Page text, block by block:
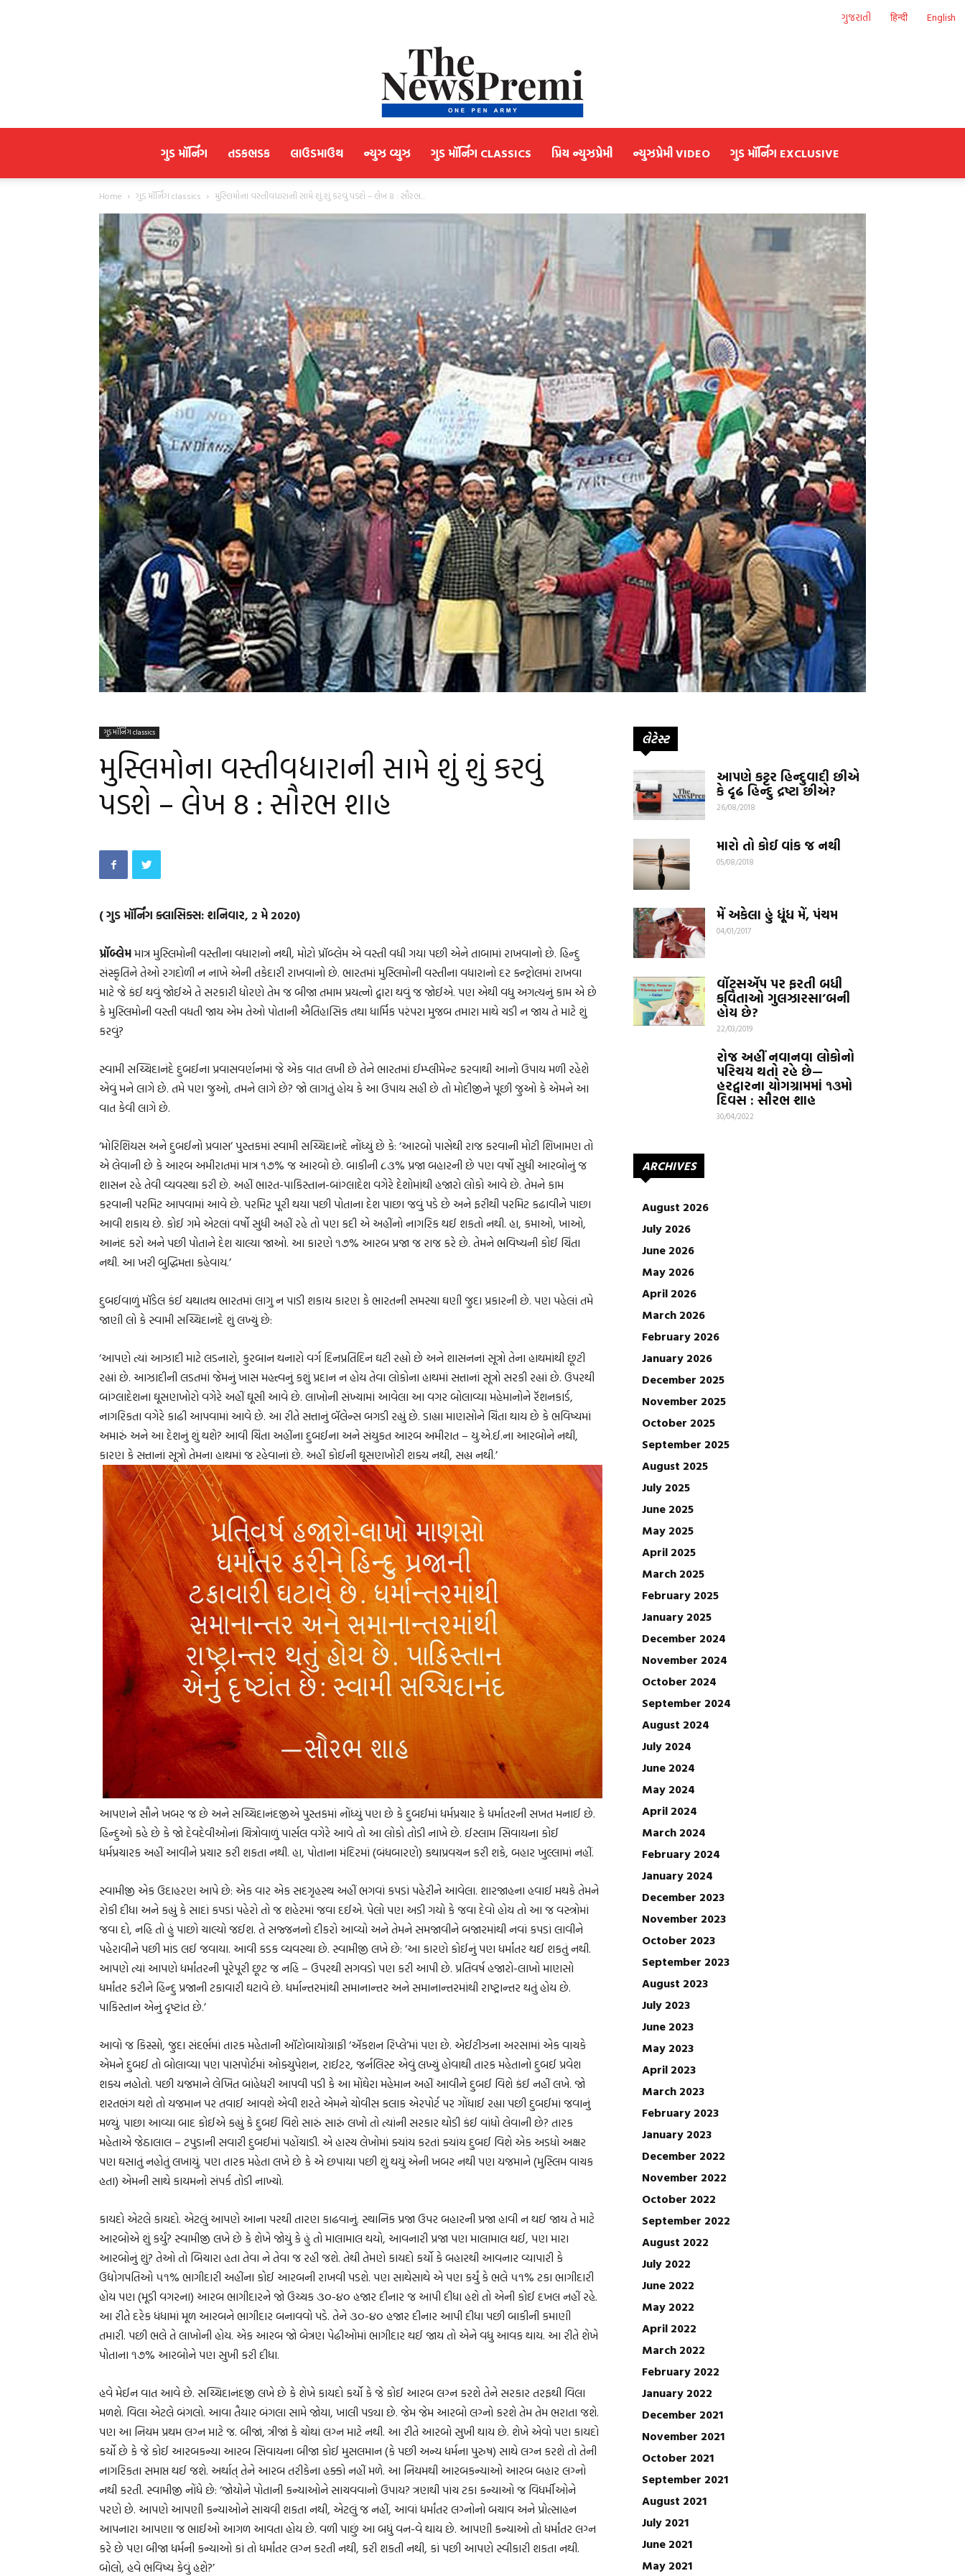
ગુજરાતી हिन्दी English
Gujarati
ગુડ મૉર્નિંગ તડકભડક લાઉડમાઉથ ન્યુઝ વ્યુઝ ગુડ મૉર્નિંગ CLASSICS પ્રિય ન્યુઝપ્રેમી ન્યુઝપ્રેમી VIDEO ગુડ મૉર્નિંગ EXCLUSIVE
Home ગુડ મૉર્નિંગ classics મુસ્લિમોના વસ્તીવધારાની સામે શું શું કરવું પડશે – લેખ 8 : સૌરભ...
ગુડ મૉર્નિંગ classics
મુસ્લિમોના વસ્તીવધારાની સામે શું શું કરવું
પડશે – લેખ 8 : સૌરભ શાહ
( ગુડ મૉર્નિંગ ક્લાસિક્સ: શનિવાર, 2 મે 2020)
પ્રૉબ્લેમમાત્ર મુસ્લિમોની વસ્તીના વધારાનો નથી, મોટો પ્રૉબ્લેમ એ વસ્તી વધી ગયા પછી એને તાબામાં રાખવાનો છે. હિન્દુ
સંસ્કૃતિને તેઓ રગદોળી ન નાખે એની તકેદારી રાખવાનો છે. ભારતમાં મુસ્લિમોની વસ્તીના વધારાનો દર ક્ન્ટ્રોલમાં રાખવા
માટે જે કંઈ થવું જોઈએ તે સરકારી ધોરણે તેમ જ બીજા તમામ પ્રયત્નો દ્વારા થવું જ જોઈએ. પણ એથી વધુ અગત્યનું કામ એ છે
કે મુસ્લિમોની વસ્તી વધતી જાય એમ તેઓ પોતાની ઐતિહાસિક તથા ધાર્મિક પરંપરા મુજબ તમારા માથે ચડી ન જાય તે માટે શું
કરવું?
સ્વામી સચ્ચિદાનંદે દુબઈના પ્રવાસવર્ણનમાં જે એક વાત લખી છે તેને ભારતમાં ઈમ્પ્લીમેન્ટ કરવાથી આનો ઉપાય મળી રહેશે
એવું મને લાગે છે. તમે પણ જુઓ, તમને લાગે છે? જો લાગતું હોય કે આ ઉપાય સહી છે તો મોદીજીને પૂછી જુઓ કે એમને આ
વાત કેવી લાગે છે.
‘મોરિશિયસ અને દુબઈનો પ્રવાસ’ પુસ્તકમાં સ્વામી સચ્ચિદાનંદે નોંધ્યું છે કે: ‘આરબો પાસેથી રાજ કરવાની મોટી શિખામણ તો
એ લેવાની છે કે આરબ અમીરાતમાં માત્ર ૧૭% જ આરબો છે. બાકીની ૮૩% પ્રજા બહારની છે પણ વર્ષો સુધી આરબોનું જ
શાસન રહે તેવી વ્યવસ્થા કરી છે. અહીં ભારત-પાકિસ્તાન-બાંગ્લાદેશ વગેરે દેશોમાંથી હજારો લોકો આવે છે. તેમને કામ
કરવાની પરમિટ આપવામાં આવે છે. પરમિટ પૂરી થયા પછી પોતાના દેશ પાછા જવું પડે છે અને ફરીથી પરમિટ કઢાવીને પાછા
આવી શકાય છે. કોઈ ગમે એટલાં વર્ષો સુધી અહીં રહે તો પણ કદી એ અહીંનો નાગરિક થઈ શકતો નથી. હા, કમાઓ, ખાઓ,
આનંદ કરો અને પછી પોતાને દેશ ચાલ્યા જાઓ. આ કારણે ૧૭% આરબ પ્રજા જ રાજ કરે છે. તેમને ભવિષ્યની કોઈ ચિંતા
નથી. આ ખરી બુદ્ધિમત્તા કહેવાય.’
દુબઈવાળું મૉડેલ કંઈ યથાતથ ભારતમાં લાગુ ન પાડી શકાય કારણ કે ભારતની સમસ્યા ઘણી જુદા પ્રકારની છે. પણ પહેલાં તમે
જાણી લો કે સ્વામી સચ્ચિદાનંદે શું લખ્યું છે:
‘આપણે ત્યાં આઝાદી માટે લડનારો, કુરબાન થનારો વર્ગ દિનપ્રતિદિન ઘટી રહ્યો છે અને શાસનનાં સૂત્રો તેના હાથમાંથી છૂટી
રહ્યાં છે. આઝાદીની લડતમાં જેમનું ખાસ મહત્ત્વનું કશું પ્રદાન ન હોય તેવા લોકોના હાથમાં સત્તાનાં સૂત્રો સરકી રહ્યાં છે. ઉપરથી
બાંગ્લાદેશના ઘૂસણખોરો વગેરે અહીં ઘૂસી આવે છે. લાખોની સંખ્યામાં આવેલા આ વગર બોલાવ્યા મહેમાનોને રૅશનકાર્ડ,
નાગરિકતા વગેરે કાઢી આપવામાં આવે છે. આ રીતે સત્તાનું બૅલેન્સ બગડી રહ્યું છે. ડાહ્યા માણસોને ચિંતા થાય છે કે ભવિષ્યમાં
અમારું અને આ દેશનું શું થશે? આવી ચિંતા અહીંના દુબઈના અને સંયુકત આરબ અમીરાત – યુ.એ.ઈ.ના આરબોને નથી,
કારણ કે સત્તાનાં સૂત્રો તેમના હાથમાં જ રહેવાનાં છે. અહીં કોઈની ઘૂસણખોરી શક્ય નથી, સહ્ય નથી.’
આપણને સૌને ખબર જ છે અને સચ્ચિદાનંદજીએ પુસ્તકમાં નોંધ્યું પણ છે કે દુબઈમાં ધર્મપ્રચાર કે ધર્માંતરની સખત મનાઈ છે.
હિન્દુઓ કહે છે કે જો દેવદેવીઓનાં ચિત્રોવાળું પાર્સલ વગેરે આવે તો આ લોકો તોડી નાખે છે. ઈસ્લામ સિવાયના કોઈ
ધર્મપ્રચારક અહીં આવીને પ્રચાર કરી શકતા નથી. હા, પોતાના મંદિરમાં (બંધબારણે) કથાપ્રવચન કરી શકે, બહાર ખુલ્લામાં નહીં.
સ્વામીજી એક ઉદાહરણ આપે છે: એક વાર એક સદગૃહસ્થ અહીં ભગવાં કપડાં પહેરીને આવેલા. શારજાહના હવાઈ મથકે તેમને
રોકી દીધા અને કહ્યું કે સાદાં કપડાં પહેરો તો જ શહેરમાં જવા દઈએ. પેલો પણ અડી ગયો કે જવા દેવો હોય તો આ જ વસ્ત્રોમાં
જવા દો, નહિ તો હું પાછો ચાલ્યો જઈશ. તે સજ્જનનો દીકરો આવ્યો અને તેમને સમજાવીને બજારમાંથી નવાં કપડાં લાવીને
પહેરાવીને પછી માંડ લઈ જવાયા. આવી કડક વ્યવસ્થા છે. સ્વામીજી લખે છે: ‘આ કારણે કોઈનું પણ ધર્માંતર થઈ શકતું નથી.
આપણે ત્યાં આપણે ધર્માંતરની પૂરેપૂરી છૂટ જ નહિ – ઉપરથી સગવડો પણ કરી આપી છે. પ્રતિવર્ષ હજારો-લાખો માણસો
ધર્માંતર કરીને હિન્દુ પ્રજાની ટકાવારી ઘટાવે છે. ધર્માન્તરમાંથી સમાનાન્તર અને સમાનાન્તરમાંથી રાષ્ટ્રાન્તર થતું હોય છે.
પાકિસ્તાન એનું દૃષ્ટાંત છે.’
આવો જ કિસ્સો, જુદા સંદર્ભમાં તારક મહેતાની ઑટોબાયોગ્રાફી ‘ઍકશન રિપ્લે’માં પણ છે. એઈટીઝના અરસામાં એક વાચકે
એમને દુબઈ તો બોલાવ્યા પણ પાસપોર્ટમાં ઓક્યુપેશન, રાઈટર, જર્નલિસ્ટ એવું લખ્યું હોવાથી તારક મહેતાનો દુબઈ પ્રવેશ
શક્ય નહોતો. પછી યજમાને લેખિત બાંહેધરી આપવી પડી કે આ મોંઘેરા મહેમાન અહીં આવીને દુબઈ વિશે કંઈ નહીં લખે. જો
શરતભંગ થશે તો યજમાન પર તવાઈ આવશે એવી શરતે એમને ચોવીસ કલાક એરપોર્ટ પર ગોંધાઈ રહ્યા પછી દુબઈમાં જવાનું
મળ્યું. પાછા આવ્યા બાદ કોઈએ કહ્યું કે દુબઈ વિશે સારું સારું લખો તો ત્યાંની સરકાર થોડી કંઈ વાંધો લેવાની છે? તારક
મહેતાએ જેઠાલાલ – ટપુડાની સવારી દુબઈમાં પહોંચાડી. એ હાસ્ય લેખોમાં ક્યાંય કરતાં ક્યાંય દુબઈ વિશે એક અડધો અક્ષર
પણ ઘસાતું નહોતું લખાયું. પણ તારક મહેતા લખે છે કે એ છપાયા પછી શું થયું એની ખબર નથી પણ યજમાને (મુસ્લિમ વાચક
હતા) એમની સાથે કાયમનો સંપર્ક તોડી નાખ્યો.
કાયદો એટલે કાયદો. એટલું આપણે આના પરથી તારણ કાઢવાનું. સ્થાનિક પ્રજા ઉપર બહારની પ્રજા હાવી ન થઈ જાય તે માટે
આરબોએ શું કર્યું? સ્વામીજી લખે છે કે શેખે જોયું કે હું તો માલામાલ થયો, આવનારી પ્રજા પણ માલામાલ થઈ, પણ મારા
આરબોનું શું? તેઓ તો બિચારા હતા તેવા ને તેવા જ રહી જશે. તેથી તેમણે કાયદો કર્યો કે બહારથી આવનાર વ્યાપારી કે
ઉદ્યોગપતિઓ ૫૧% ભાગીદારી અહીંના કોઈ આરબની રાખવી પડશે. પણ સાથેસાથે એ પણ કર્યું કે ભલે ૫૧% ટકા ભાગીદારી
હોય પણ (મૂડી વગરના) આરબ ભાગીદારને જો ઉચ્ચક ૩૦-૪૦ હજાર દીનાર જ આપી દીધા હશે તો એની કોઈ દખલ નહીં રહે.
આ રીતે દરેક ધંધામાં મૂળ આરબને ભાગીદાર બનાવવો પડે. તેને ૩૦-૪૦ હજાર દીનાર આપી દીધા પછી બાકીની કમાણી
તમારી. પછી ભલે તે લાખોની હોય. એક આરબ જો બેત્રણ પેઢીઓમાં ભાગીદાર થઈ જાય તો એને વધુ આવક થાય. આ રીતે શેખે
પોતાના ૧૭% આરબોને પણ સુખી કરી દીધા.
હવે મેઈન વાત આવે છે. સચ્ચિદાનંદજી લખે છે કે શેખે કાયદો કર્યો કે જે કોઈ આરબ લગ્ન કરશે તેને સરકાર તરફથી વિલા
મળશે. વિલા એટલે બંગલો. આવા તૈયાર બંગલા સામે જોયા, ખાલી પડ્યા છે. જેમ જેમ આરબો લગ્નો કરશે તેમ તેમ ભરાતા જશે.
પણ આ નિયમ પ્રથમ લગ્ન માટે જ. બીજાં, ત્રીજાં કે ચોથાં લગ્ન માટે નથી. આ રીતે આરબો સુખી થાય છે. શેખે એવો પણ કાયદો
કર્યો છે કે જે કોઈ આરબકન્યા આરબ સિવાયના બીજા કોઈ મુસલમાન (કે પછી અન્ય ધર્મના પુરુષ) સાથે લગ્ન કરશે તો તેની
નાગરિકતા સમાપ્ત થઈ જશે. અર્થાત્ તેને આરબ તરીકેના હક્કો નહીં મળે. આ નિયમથી આરબકન્યાઓ આરબ બહાર લગ્નો
નથી કરતી. સ્વામીજી નોંધે છે: ‘જોયોને પોતાની કન્યાઓને સાચવવાનો ઉપાય? ત્રણથી પાંચ ટકા કન્યાઓ જ વિધર્મીઓને
પરણે છે. આપણે આપણી કન્યાઓને સાચવી શકતા નથી, એટલું જ નહીં, આવાં ધર્માંતર લગ્નોનો બચાવ અને પ્રોત્સાહન
આપનારા આપણા જ ભાઈઓ આગળ આવતા હોય છે. વળી પાછું આ બધું વન-વે થાય છે. આપણી કન્યાઓ તો ધર્માંતર લગ્ન
કરે છે પણ બીજા ધર્મની કન્યાઓ કાં તો ધર્માંતર લગ્ન કરતી નથી, કરી શકતી નથી, કાં પછી આપણે સ્વીકારી શકતા નથી.
બોલો, હવે ભવિષ્ય કેવું હશે?’
લેટેસ્ટ
આપણે કટ્ટર હિન્દુવાદી છીએ
કે દૃઢ હિન્દુ દ્રષ્ટા છીએ?
26/08/2018
મારો તો કોઈ વાંક જ નથી
05/08/2018
મેં અકેલા હું ધૂંધ મેં, પંચમ
04/01/2017
વૉટ્સઍપ પર ફરતી બધી
કવિતાઓ ગુલઝારસા’બની
હોય છે?
22/03/2019
રોજ અહીં નવાનવા લોકોનો
પરિચય થતો રહે છે—
હરદ્વારના યોગગ્રામમાં ૧૩મો
દિવસ : સૌરભ શાહ
30/04/2022
ARCHIVES
August 2026
July 2026
June 2026
May 2026
April 2026
March 2026
February 2026
January 2026
December 2025
November 2025
October 2025
September 2025
August 2025
July 2025
June 2025
May 2025
April 2025
March 2025
February 2025
January 2025
December 2024
November 2024
October 2024
September 2024
August 2024
July 2024
June 2024
May 2024
April 2024
March 2024
February 2024
January 2024
December 2023
November 2023
October 2023
September 2023
August 2023
July 2023
June 2023
May 2023
April 2023
March 2023
February 2023
January 2023
December 2022
November 2022
October 2022
September 2022
August 2022
July 2022
June 2022
May 2022
April 2022
March 2022
February 2022
January 2022
December 2021
November 2021
October 2021
September 2021
August 2021
July 2021
June 2021
May 2021